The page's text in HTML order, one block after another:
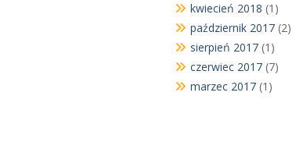
kwiecień 2018 (1)
październik 2017(2)
sierpień 2017(1)
czerwiec 2017(7)
marzec 2017(1)